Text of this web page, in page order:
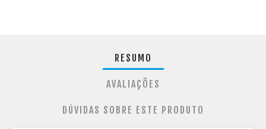
RESUMO
AVALIAÇÕES
DÚVIDAS SOBRE ESTE PRODUTO